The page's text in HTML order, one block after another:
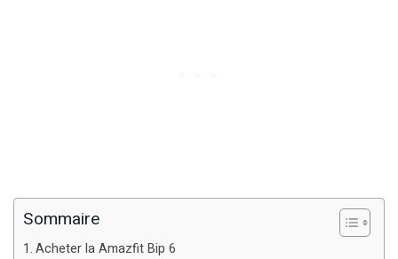
Sommaire
Acheter la Amazfit Bip 6